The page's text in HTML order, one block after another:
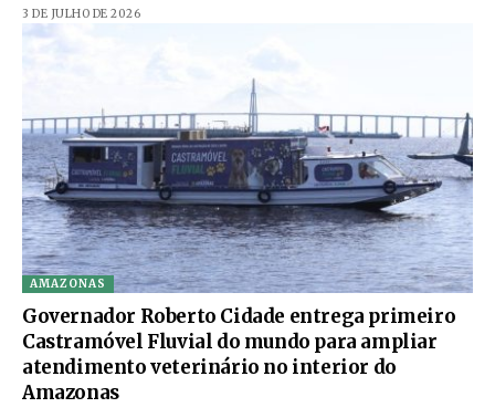
3 DE JULHO DE 2026
AMAZONAS
Governador Roberto Cidade entrega primeiro
Castramóvel Fluvial do mundo para ampliar
atendimento veterinário no interior do
Amazonas